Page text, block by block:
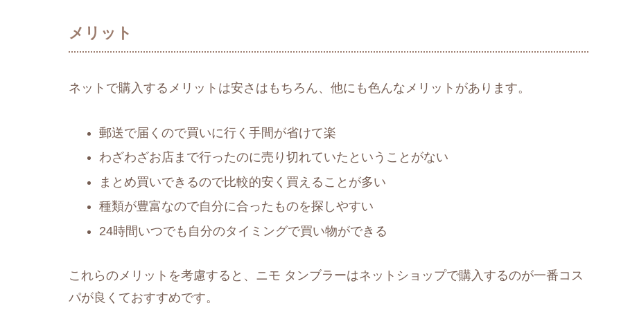
メリット
ネットで購入するメリットは安さはもちろん、他にも色んなメリットがあります。
郵送で届くので買いに行く手間が省けて楽
わざわざお店まで行ったのに売り切れていたということがない
まとめ買いできるので比較的安く買えることが多い
種類が豊富なので自分に合ったものを探しやすい
24時間いつでも自分のタイミングで買い物ができる
これらのメリットを考慮すると、ニモ タンブラーはネットショップで購入するのが一番コス
パが良くておすすめです。